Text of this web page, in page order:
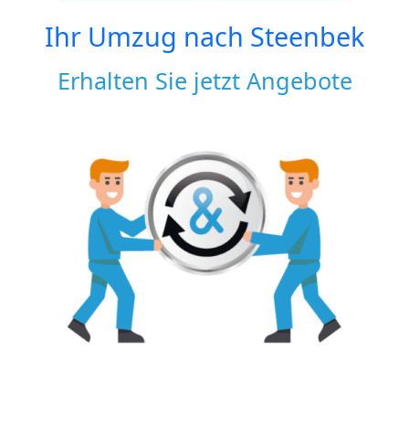
Ihr Umzug nach Steenbek
Erhalten Sie jetzt Angebote